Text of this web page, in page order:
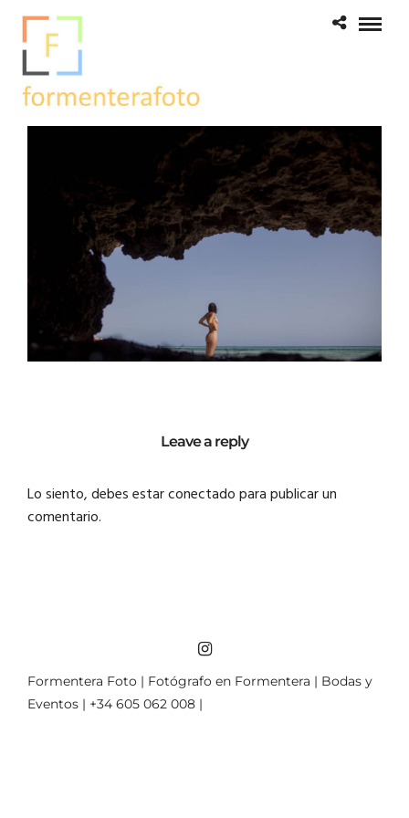
Leave a reply
Lo siento, debes estarconectadopara publicar un
comentario.
Formentera Foto | Fotógrafo en Formentera | Bodas y
Eventos | +34 605 062 008 |